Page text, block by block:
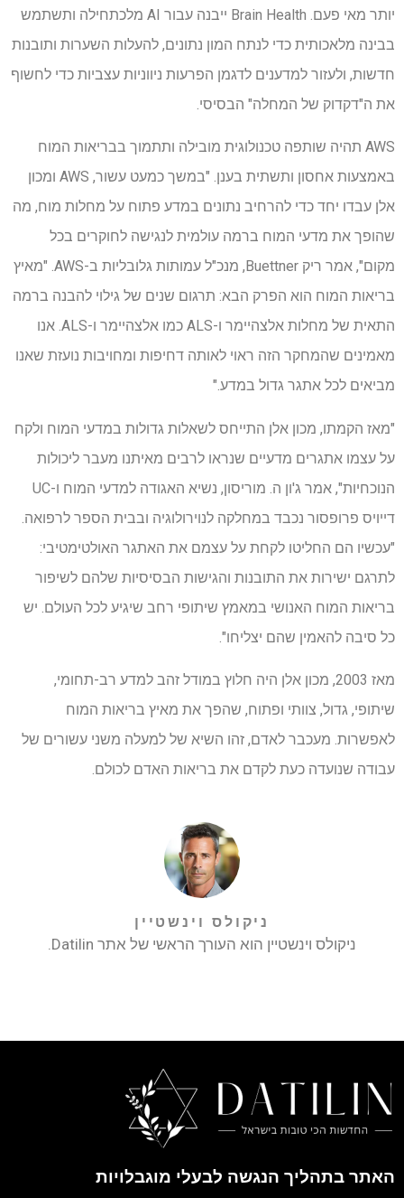
יותר מאי פעם. Brain Health ייבנה עבור AI מלכתחילה ותשתמש
בבינה מלאכותית כדי לנתח המון נתונים, להעלות השערות ותובנות
חדשות, ולעזור למדענים לדגמן הפרעות ניווניות עצביות כדי לחשוף
את ה"דקדוק של המחלה" הבסיסי.
AWS תהיה שותפה טכנולוגית מובילה ותתמוך בבריאות המוח
באמצעות אחסון ותשתית בענן. "במשך כמעט עשור, AWS ומכון
אלן עבדו יחד כדי להרחיב נתונים במדע פתוח על מחלות מוח, מה
שהופך את מדעי המוח ברמה עולמית לנגישה לחוקרים בכל
מקום", אמר ריק Buettner, מנכ"ל עמותות גלובליות ב-AWS. "מאיץ
בריאות המוח הוא הפרק הבא: תרגום שנים של גילוי להבנה ברמה
התאית של מחלות אלצהיימר ו-ALS כמו אלצהיימר ו-ALS. אנו
מאמינים שהמחקר הזה ראוי לאותה דחיפות ומחויבות נועזת שאנו
מביאים לכל אתגר גדול במדע."
"מאז הקמתו, מכון אלן התייחס לשאלות גדולות במדעי המוח ולקח
על עצמו אתגרים מדעיים שנראו לרבים מאיתנו מעבר ליכולות
הנוכחיות", אמר ג'ון ה. מוריסון, נשיא האגודה למדעי המוח ו-UC
דייויס פרופסור נכבד במחלקה לנוירולוגיה ובבית הספר לרפואה.
"עכשיו הם החליטו לקחת על עצמם את האתגר האולטימטיבי:
לתרגם ישירות את התובנות והגישות הבסיסיות שלהם לשיפור
בריאות המוח האנושי במאמץ שיתופי רחב שיגיע לכל העולם. יש
כל סיבה להאמין שהם יצליחו".
מאז 2003, מכון אלן היה חלוץ במודל זהב למדע רב-תחומי,
שיתופי, גדול, צוותי ופתוח, שהפך את מאיץ בריאות המוח
לאפשרות. מעכבר לאדם, זהו השיא של למעלה משני עשורים של
עבודה שנועדה כעת לקדם את בריאות האדם לכולם.
ניקולס וינשטיין
ניקולס וינשטיין הוא העורך הראשי של אתר Datilin.
האתר בתהליך הנגשה לבעלי מוגבלויות